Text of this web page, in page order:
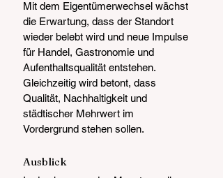
Mit dem Eigentümerwechsel wächst
die Erwartung, dass der Standort
wieder belebt wird und neue Impulse
für Handel, Gastronomie und
Aufenthaltsqualität entstehen.
Gleichzeitig wird betont, dass
Qualität, Nachhaltigkeit und
städtischer Mehrwert im
Vordergrund stehen sollen.
Ausblick